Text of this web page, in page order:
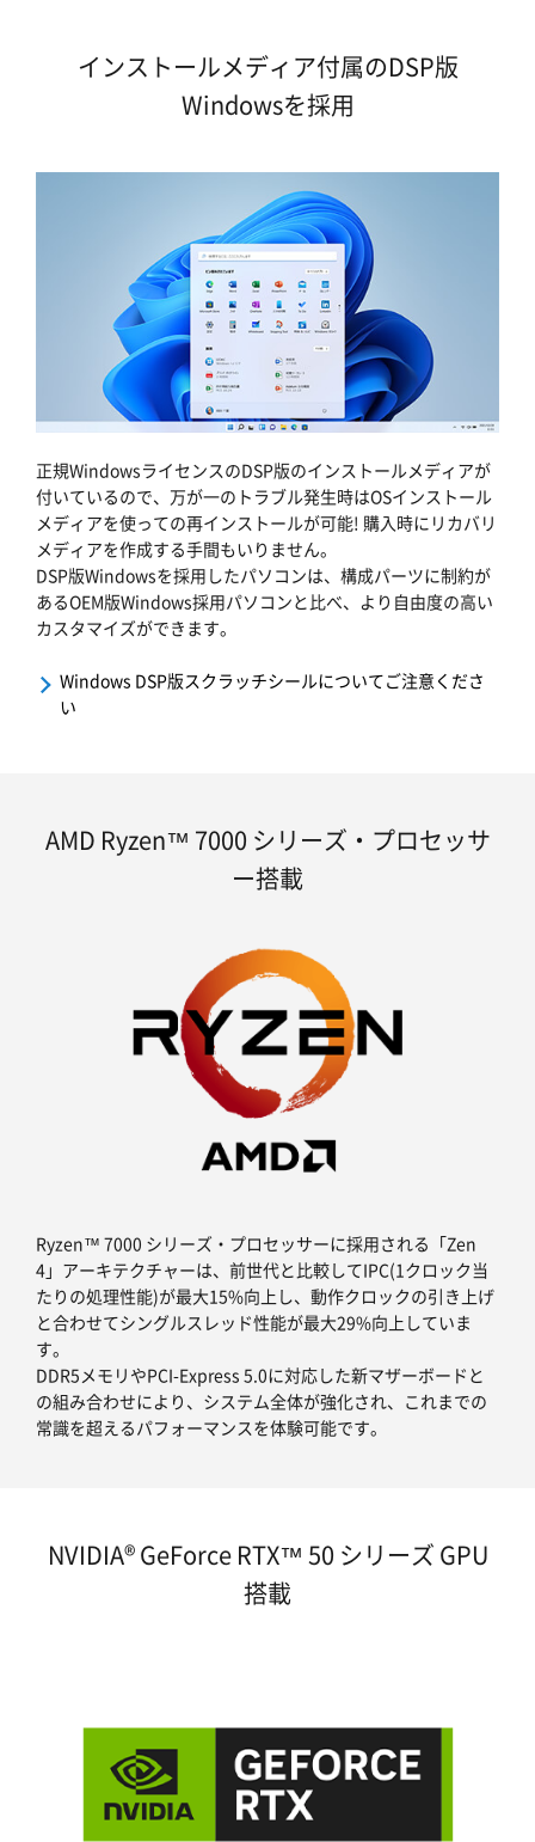
インストールメディア付属のDSP版
Windowsを採用
正規WindowsライセンスのDSP版のインストールメディアが
付いているので、万が一のトラブル発生時はOSインストール
メディアを使っての再インストールが可能! 購入時にリカバリ
メディアを作成する手間もいりません。
DSP版Windowsを採用したパソコンは、構成パーツに制約が
あるOEM版Windows採用パソコンと比べ、より自由度の高い
カスタマイズができます。
Windows DSP版スクラッチシールについてご注意くださ
い
AMD Ryzen™ 7000 シリーズ・プロセッサ
ー搭載
Ryzen™ 7000 シリーズ・プロセッサーに採用される「Zen
4」アーキテクチャーは、前世代と比較してIPC(1クロック当
たりの処理性能)が最大15%向上し、動作クロックの引き上げ
と合わせてシングルスレッド性能が最大29%向上していま
す。
DDR5メモリやPCI-Express 5.0に対応した新マザーボードと
の組み合わせにより、システム全体が強化され、これまでの
常識を超えるパフォーマンスを体験可能です。
NVIDIA® GeForce RTX™ 50 シリーズ GPU
搭載